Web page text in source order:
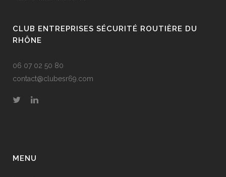
CLUB ENTREPRISES SÉCURITÉ ROUTIÈRE DU
RHÔNE
06 07 02 50 80
contact@clubesr69.com
MENU